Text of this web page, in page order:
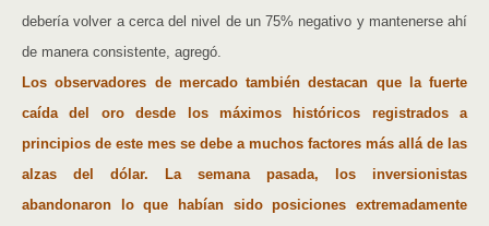
debería volver a cerca del nivel de un 75% negativo y mantenerse ahí
de manera consistente, agregó.
Los observadores de mercado también destacan que la fuerte
caída del oro desde los máximos históricos registrados a
principios de este mes se debe a muchos factores más allá de las
alzas del dólar. La semana pasada, los inversionistas
abandonaron lo que habían sido posiciones extremadamente